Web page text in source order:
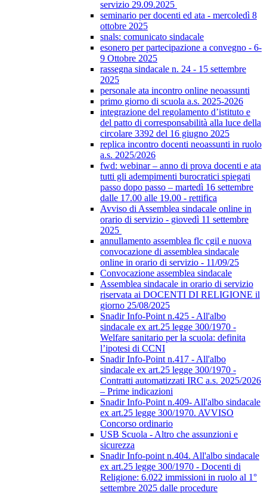
servizio 29.09.2025
seminario per docenti ed ata - mercoledì 8
ottobre 2025
snals: comunicato sindacale
esonero per partecipazione a convegno - 6-
9 Ottobre 2025
rassegna sindacale n. 24 - 15 settembre
2025
personale ata incontro online neoassunti
primo giorno di scuola a.s. 2025-2026
integrazione del regolamento d’istituto e
del patto di corresponsabilità alla luce della
circolare 3392 del 16 giugno 2025
replica incontro docenti neoassunti in ruolo
a.s. 2025/2026
fwd: webinar – anno di prova docenti e ata
tutti gli adempimenti burocratici spiegati
passo dopo passo – martedì 16 settembre
dalle 17.00 alle 19.00 - rettifica
Avviso di Assemblea sindacale online in
orario di servizio - giovedì 11 settembre
2025
annullamento assemblea flc cgil e nuova
convocazione di assemblea sindacale
online in orario di servizio - 11/09/25
Convocazione assemblea sindacale
Assemblea sindacale in orario di servizio
riservata ai DOCENTI DI RELIGIONE il
giorno 25/08/2025
Snadir Info-Point n.425 - All'albo
sindacale ex art.25 legge 300/1970 -
Welfare sanitario per la scuola: definita
l’ipotesi di CCNI
Snadir Info-Point n.417 - All'albo
sindacale ex art.25 legge 300/1970 -
Contratti automatizzati IRC a.s. 2025/2026
– Prime indicazioni
Snadir Info-Point n.409- All'albo sindacale
ex art.25 legge 300/1970. AVVISO
Concorso ordinario
USB Scuola - Altro che assunzioni e
sicurezza
Snadir Info-point n.404. All'albo sindacale
ex art.25 legge 300/1970 - Docenti di
Religione: 6.022 immissioni in ruolo al 1°
settembre 2025 dalle procedure